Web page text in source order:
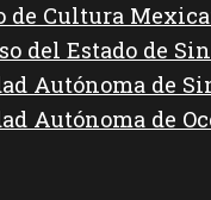
de Cultura
del Estado de
Autónoma de
Autónoma de